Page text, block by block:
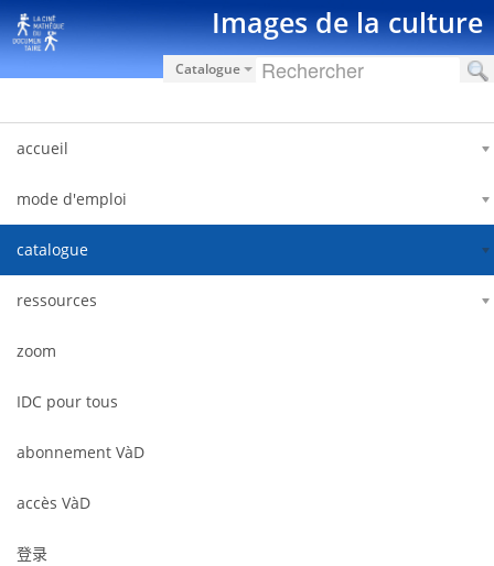
跳转到内容 Images de la culture
Catalogue
accueil
mode d'emploi
catalogue
ressources
zoom
IDC pour tous
abonnement VàD
accès VàD
登录